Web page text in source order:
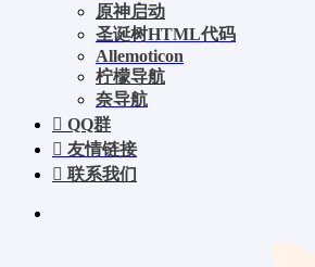
原神启动
圣诞树HTML代码
Allemoticon
柠檬导航
奈导航
QQ群
友情链接
联系我们